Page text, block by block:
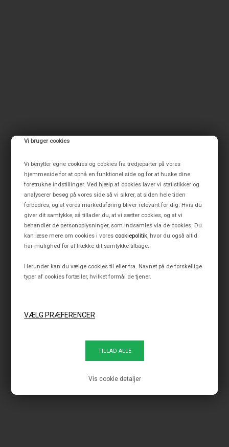
Vi bruger cookies
Vi benytter egne cookies og cookies fra tredjeparter på vores
hjemmeside for at opnå en funktionel side og for at huske dine
foretrukne indstillinger. Ved hjælp af cookies laver vi statistikker og
analyserer besøg på vores side så vi sikrer, at siden hele tiden
forbedres, og at vores markedsføring bliver relevant for dig. Hvis du
giver dit samtykke, så tillader du, at vi sætter cookies, og at vi
behandler de personoplysninger, som indsamles via de cookies. Du
kan læse mere om cookies i vores cookiepolitik, hvor du også altid
har mulighed for at trække dit samtykke tilbage.
Herunder kan du vælge cookies til eller fra. Navnet på de forskellige
typer af cookies fortæller, hvilket formål de tjener.
Vis cookie detaljer
OPLEV VORES
FYSISKE
LYSUNIVERS